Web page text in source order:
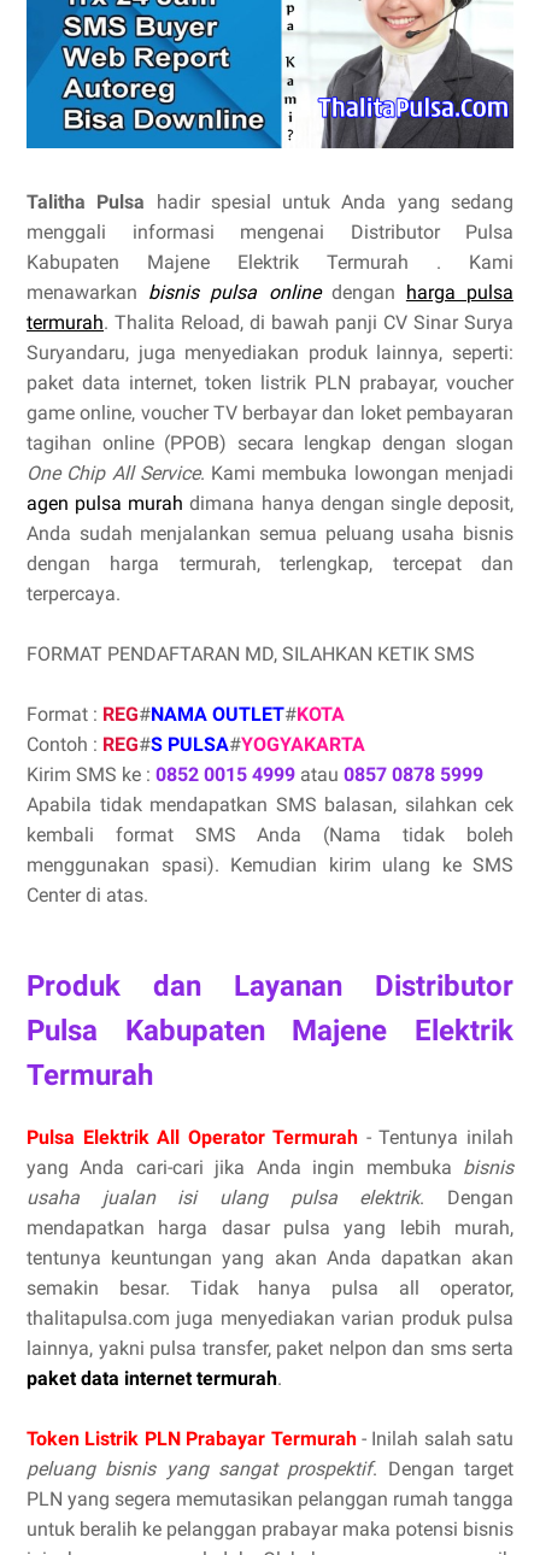
Talitha Pulsa hadir spesial untuk Anda yang sedang
menggali informasi mengenai Distributor Pulsa
Kabupaten Majene Elektrik Termurah . Kami
menawarkan bisnis pulsa onlinedengan harga pulsa
termurah. Thalita Reload, di bawah panji CV Sinar Surya
Suryandaru, juga menyediakan produk lainnya, seperti:
paket data internet, token listrik PLN prabayar, voucher
game online, voucher TV berbayar dan loket pembayaran
tagihan online (PPOB) secara lengkap dengan slogan
One Chip All Service. Kami membuka lowongan menjadi
agen pulsa murah dimana hanya dengan single deposit,
Anda sudah menjalankan semua peluang usaha bisnis
dengan harga termurah, terlengkap, tercepat dan
terpercaya.
FORMAT PENDAFTARAN MD, SILAHKAN KETIK SMS
Format : REG#NAMA OUTLET#KOTA
Contoh : REG#S PULSA#YOGYAKARTA
Kirim SMS ke : 0852 0015 4999 atau 0857 0878 5999
Apabila tidak mendapatkan SMS balasan, silahkan cek
kembali format SMS Anda (Nama tidak boleh
menggunakan spasi). Kemudian kirim ulang ke SMS
Center di atas.
Produk dan Layanan Distributor
Pulsa Kabupaten Majene Elektrik
Termurah
Pulsa Elektrik All Operator Termurah - Tentunya inilah
yang Anda cari-cari jika Anda ingin membuka bisnis
usaha jualan isi ulang pulsa elektrik. Dengan
mendapatkan harga dasar pulsa yang lebih murah,
tentunya keuntungan yang akan Anda dapatkan akan
semakin besar. Tidak hanya pulsa all operator,
thalitapulsa.com juga menyediakan varian produk pulsa
lainnya, yakni pulsa transfer, paket nelpon dan sms serta
paket data internet termurah.
Token Listrik PLN Prabayar Termurah- Inilah salah satu
peluang bisnis yang sangat prospektif. Dengan target
PLN yang segera memutasikan pelanggan rumah tangga
untuk beralih ke pelanggan prabayar maka potensi bisnis